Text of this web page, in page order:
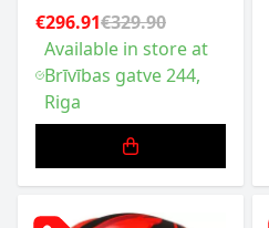
€296.91€329.90
Available in store at
Brīvības gatve 244,
Riga